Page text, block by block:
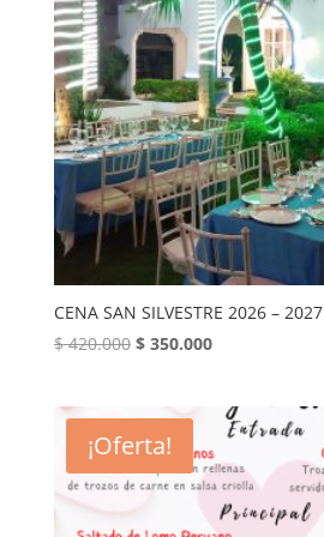
CENA SAN SILVESTRE 2026 – 2027
$420.000 El
era:
$ 420.000.
$350.000El
es:
$ 350.000.
¡Oferta!